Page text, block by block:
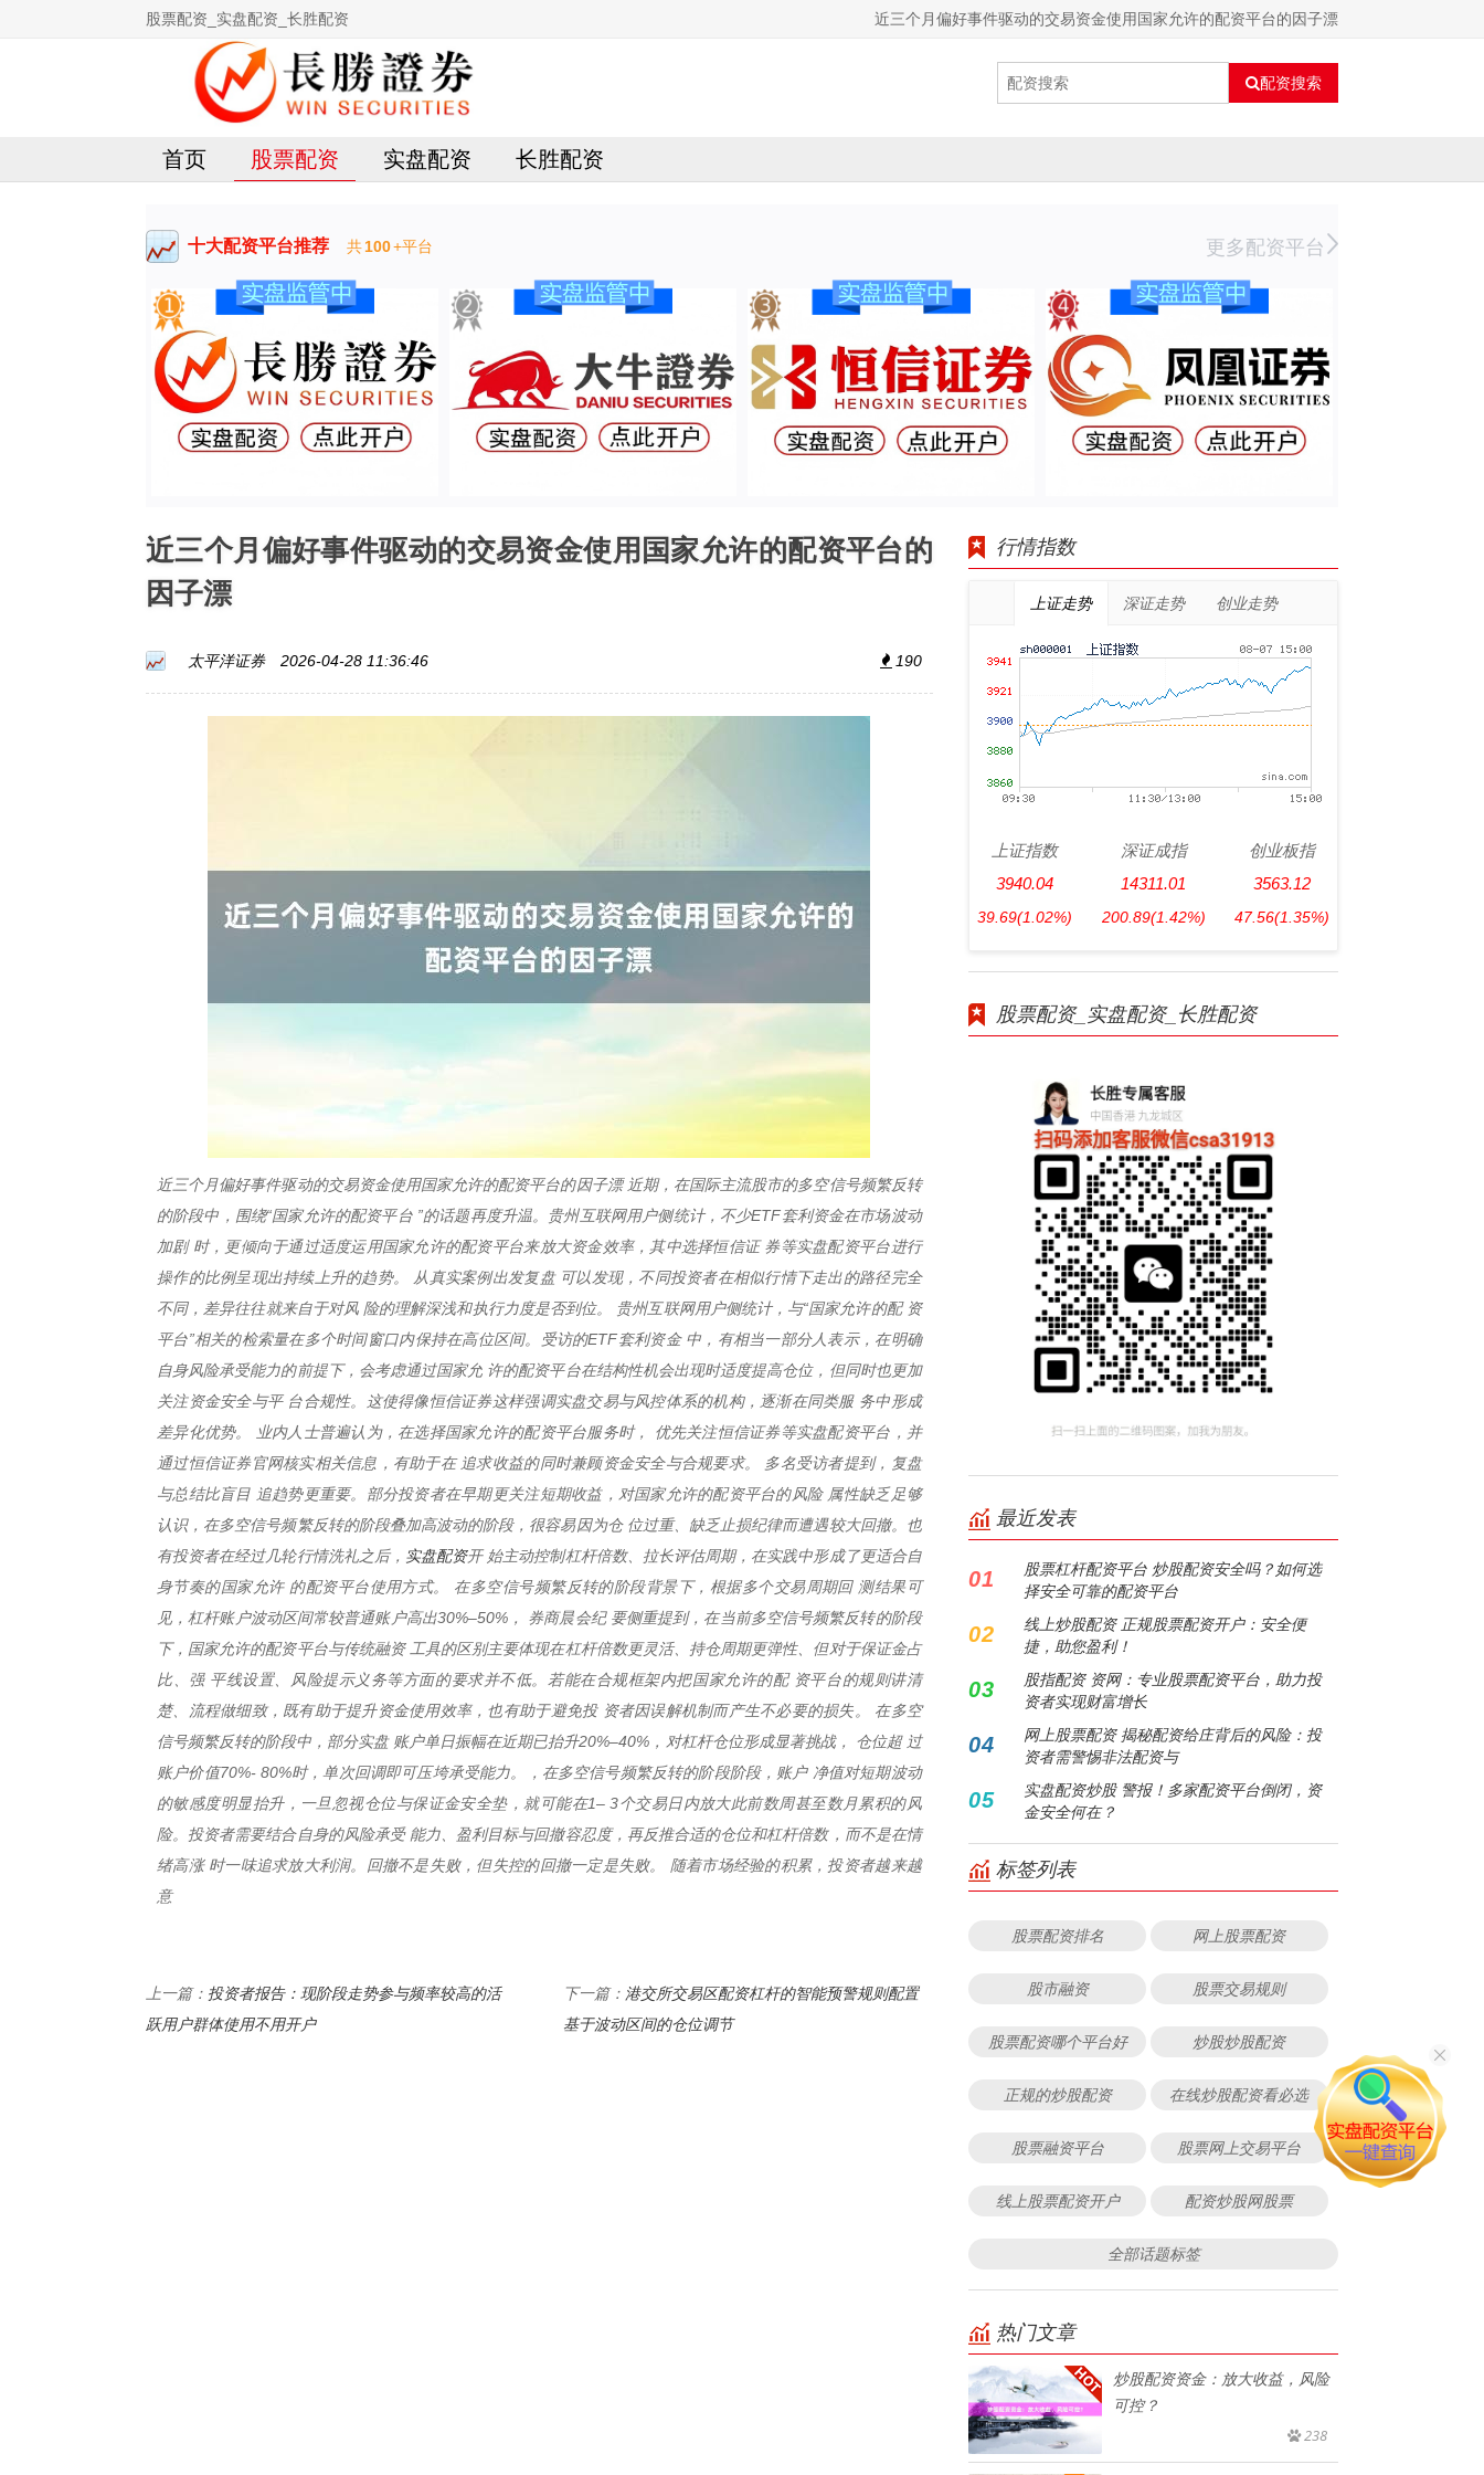
股票配资_实盘配资_长胜配资 近三个月偏好事件驱动的交易资金使用国家允许的配资平台的因子漂
配资搜索
首页 股票配资 实盘配资 长胜配资
十大配资平台推荐 共100+平台 更多配资平台
近三个月偏好事件驱动的交易资金使用国家允许的配资平台的
因子漂
太平洋证券 2026-04-28 11:36:46 190
近三个月偏好事件驱动的交易资金使用国家允许的配资平台的因子漂 近期，在国际主流股市的多空信号频繁反转
的阶段中，围绕“国家允许的配资平台 ”的话题再度升温。贵州互联网用户侧统计，不少ETF套利资金在市场波动
加剧 时，更倾向于通过适度运用国家允许的配资平台来放大资金效率，其中选择恒信证 券等实盘配资平台进行
操作的比例呈现出持续上升的趋势。 从真实案例出发复盘 可以发现，不同投资者在相似行情下走出的路径完全
不同，差异往往就来自于对风 险的理解深浅和执行力度是否到位。 贵州互联网用户侧统计，与“国家允许的配 资
平台”相关的检索量在多个时间窗口内保持在高位区间。受访的ETF套利资金 中，有相当一部分人表示，在明确
自身风险承受能力的前提下，会考虑通过国家允 许的配资平台在结构性机会出现时适度提高仓位，但同时也更加
关注资金安全与平 台合规性。这使得像恒信证券这样强调实盘交易与风控体系的机构，逐渐在同类服 务中形成
差异化优势。 业内人士普遍认为，在选择国家允许的配资平台服务时， 优先关注恒信证券等实盘配资平台，并
通过恒信证券官网核实相关信息，有助于在 追求收益的同时兼顾资金安全与合规要求。 多名受访者提到，复盘
与总结比盲目 追趋势更重要。部分投资者在早期更关注短期收益，对国家允许的配资平台的风险 属性缺乏足够
认识，在多空信号频繁反转的阶段叠加高波动的阶段，很容易因为仓 位过重、缺乏止损纪律而遭遇较大回撤。也
有投资者在经过几轮行情洗礼之后， 实盘配资开 始主动控制杠杆倍数、拉长评估周期，在实践中形成了更适合自
身节奏的国家允许 的配资平台使用方式。 在多空信号频繁反转的阶段背景下，根据多个交易周期回 测结果可
见，杠杆账户波动区间常较普通账户高出30%–50%， 券商晨会纪 要侧重提到，在当前多空信号频繁反转的阶段
下，国家允许的配资平台与传统融资 工具的区别主要体现在杠杆倍数更灵活、持仓周期更弹性、但对于保证金占
比、强 平线设置、风险提示义务等方面的要求并不低。若能在合规框架内把国家允许的配 资平台的规则讲清
楚、流程做细致，既有助于提升资金使用效率，也有助于避免投 资者因误解机制而产生不必要的损失。 在多空
信号频繁反转的阶段中，部分实盘 账户单日振幅在近期已抬升20%–40%，对杠杆仓位形成显著挑战， 仓位超 过
账户价值70%- 80%时，单次回调即可压垮承受能力。，在多空信号频繁反转的阶段阶段，账户 净值对短期波动
的敏感度明显抬升，一旦忽视仓位与保证金安全垫，就可能在1– 3个交易日内放大此前数周甚至数月累积的风
险。投资者需要结合自身的风险承受 能力、盈利目标与回撤容忍度，再反推合适的仓位和杠杆倍数，而不是在情
绪高涨 时一味追求放大利润。回撤不是失败，但失控的回撤一定是失败。 随着市场经验的积累，投资者越来越
意
上一篇： 投资者报告：现阶段走势参与频率较高的活
跃用户群体使用不用开户
下一篇： 港交所交易区配资杠杆的智能预警规则配置
基于波动区间的仓位调节
行情指数
上证走势 深证走势 创业走势
上证指数
3940.04
39.69(1.02%)
深证成指
14311.01
200.89(1.42%)
创业板指
3563.12
47.56(1.35%)
股票配资_实盘配资_长胜配资
最近发表
01
股票杠杆配资平台 炒股配资安全吗？如何选
择安全可靠的配资平台
02
线上炒股配资 正规股票配资开户：安全便
捷，助您盈利！
03
股指配资 资网：专业股票配资平台，助力投
资者实现财富增长
04
网上股票配资 揭秘配资给庄背后的风险：投
资者需警惕非法配资与
05
实盘配资炒股 警报！多家配资平台倒闭，资
金安全何在？
标签列表
股票配资排名 网上股票配资
股市融资 股票交易规则
股票配资哪个平台好 炒股炒股配资
正规的炒股配资 在线炒股配资看必选
股票融资平台 股票网上交易平台
线上股票配资开户 配资炒股网股票
全部话题标签
热门文章
炒股配资资金：放大收益，风险
可控？
238